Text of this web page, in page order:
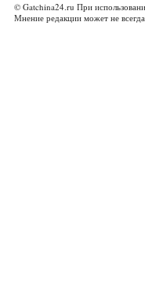
© Gatchina24.ru При
Мнение редакции может не